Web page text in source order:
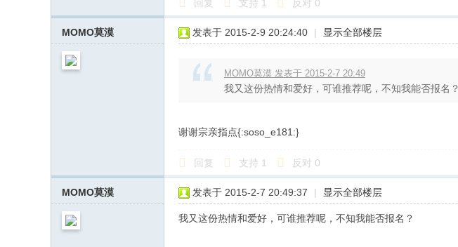
回复 支持 1 反对 0
MOMO莫漠 发表于 2015-2-9 20:24:40 | 显示全部楼层
MOMO莫漠 发表于 2015-2-7 20:49
我又这份热情和爱好，可谁推荐呢，不知我能否报名？
谢谢宗亲指点{:soso_e181:}
回复 支持 1 反对 0
MOMO莫漠 发表于 2015-2-7 20:49:37 | 显示全部楼层
我又这份热情和爱好，可谁推荐呢，不知我能否报名？